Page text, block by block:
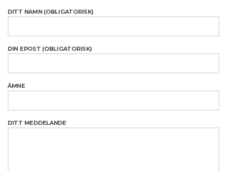
DITT NAMN (OBLIGATORISK)
DIN EPOST (OBLIGATORISK)
ÄMNE
DITT MEDDELANDE